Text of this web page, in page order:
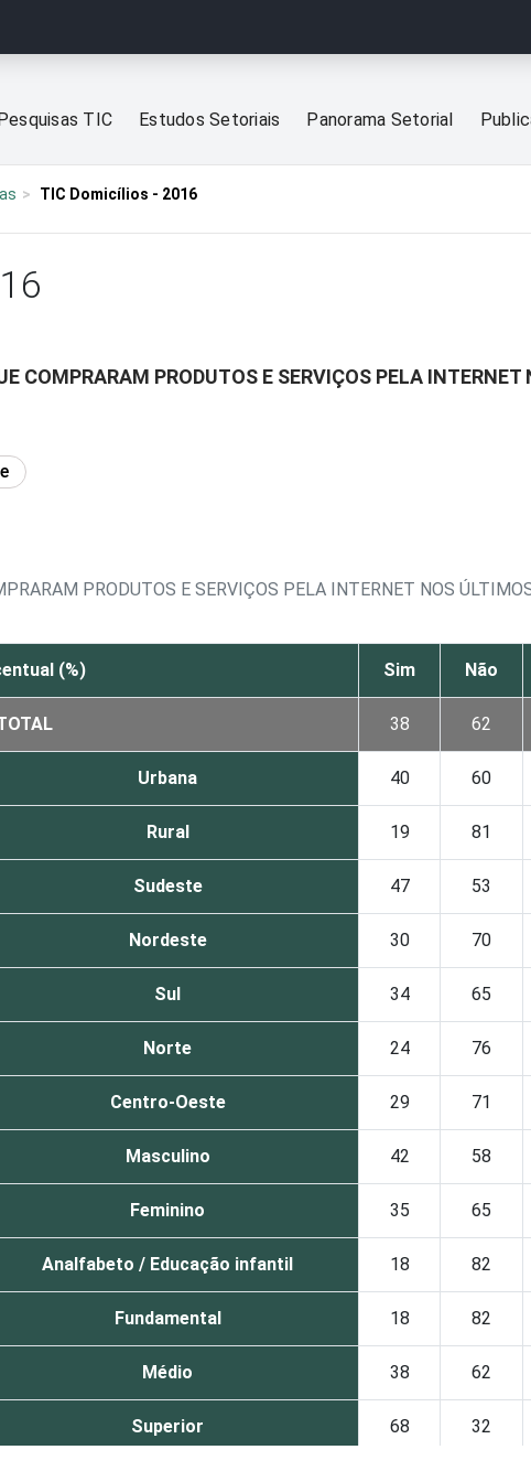
Pesquisas TIC Estudos Setoriais Panorama Setorial
TIC Domicílios - 2016
COMPRARAM PRODUTOS E SERVIÇOS PELA
PRODUTOS E SERVIÇOS PELA INTERNET NOS
(%) Sim Não
38 62
Urbana 40 60
Rural 19 81
Sudeste 47 53
Nordeste 30 70
Sul 34 65
Norte 24 76
Centro-Oeste 29 71
Masculino 42 58
Feminino 35 65
Analfabeto / Educação infantil 18 82
Fundamental 18 82
Médio 38 62
Superior 68 32